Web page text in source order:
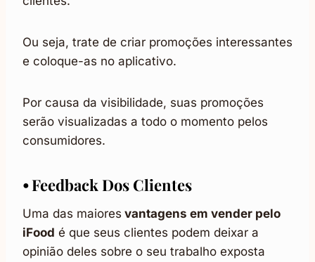
Ou seja, trate de criar promoções interessantes
e coloque-as no aplicativo.
Por causa da visibilidade, suas promoções
serão visualizadas a todo o momento pelos
consumidores.
⦁ Feedback Dos Clientes
Uma das maiores vantagens em vender pelo
iFood é que seus clientes podem deixar a
opinião deles sobre o seu trabalho exposta